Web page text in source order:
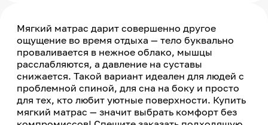
Мягкий матрас дарит совершенно другое
ощущение во время отдыха — тело буквально
проваливается в нежное облако, мышцы
расслабляются, а давление на суставы
снижается. Такой вариант идеален для людей с
проблемной спиной, для сна на боку и просто
для тех, кто любит уютные поверхности. Купить
мягкий матрас — значит выбрать комфорт без